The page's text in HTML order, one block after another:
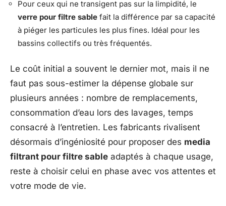
Pour ceux qui ne transigent pas sur la limpidité, le
verre pour filtre sable fait la différence par sa capacité
à piéger les particules les plus fines. Idéal pour les
bassins collectifs ou très fréquentés.
Le coût initial a souvent le dernier mot, mais il ne
faut pas sous-estimer la dépense globale sur
plusieurs années : nombre de remplacements,
consommation d’eau lors des lavages, temps
consacré à l’entretien. Les fabricants rivalisent
désormais d’ingéniosité pour proposer des media
filtrant pour filtre sable adaptés à chaque usage,
reste à choisir celui en phase avec vos attentes et
votre mode de vie.